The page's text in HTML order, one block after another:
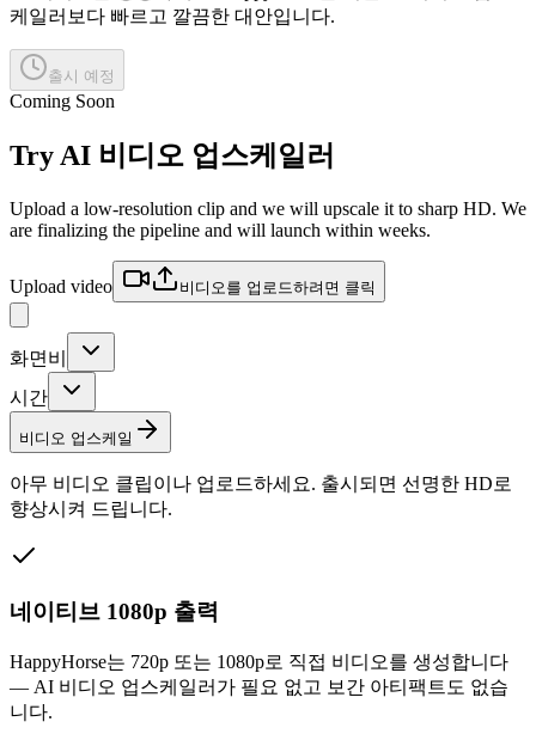
케일러보다 빠르고 깔끔한 대안입니다.
출시 예정
Coming Soon
Try AI 비디오 업스케일러
Upload a low-resolution clip and we will upscale it to sharp HD. We
are finalizing the pipeline and will launch within weeks.
Upload video 비디오를 업로드하려면 클릭
화면비
시간
비디오 업스케일
아무 비디오 클립이나 업로드하세요. 출시되면 선명한 HD로
향상시켜 드립니다.
네이티브 1080p 출력
HappyHorse는 720p 또는 1080p로 직접 비디오를 생성합니다
— AI 비디오 업스케일러가 필요 없고 보간 아티팩트도 없습
니다.